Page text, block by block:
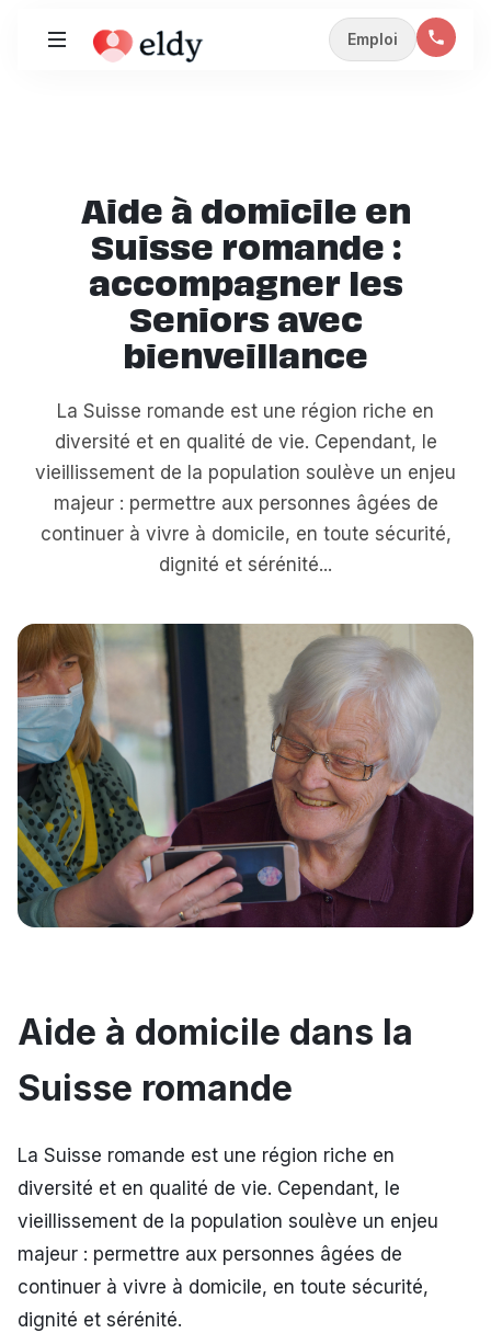
Emploi
Aide à domicile en
Suisse romande :
accompagner les
Seniors avec
bienveillance
La Suisse romande est une région riche en
diversité et en qualité de vie. Cependant, le
vieillissement de la population soulève un enjeu
majeur : permettre aux personnes âgées de
continuer à vivre à domicile, en toute sécurité,
dignité et sérénité...
Aide à domicile dans la
Suisse romande
La Suisse romande est une région riche en
diversité et en qualité de vie. Cependant, le
vieillissement de la population soulève un enjeu
majeur : permettre aux personnes âgées de
continuer à vivre à domicile, en toute sécurité,
dignité et sérénité.